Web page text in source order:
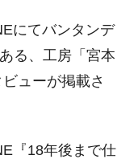
にてバンタンデ
る、工房「宮本
ューが掲載さ
『18年後まで仕